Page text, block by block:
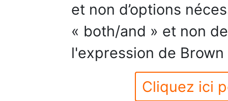
et non d’options
« both/and » et non
l'expression de
Cliquez ici